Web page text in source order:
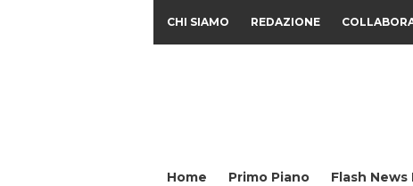
CHI SIAMO REDAZIONE
Home Primo Piano Flash